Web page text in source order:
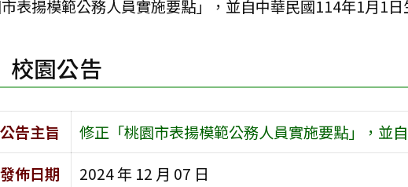
表揚模範公務人員實施要點」，並自中華民國114年1月1
校園公告
公告主旨
修正「桃園市表揚模範公務人員實施要點」，並
發佈日期
2024 年 12 月 07 日